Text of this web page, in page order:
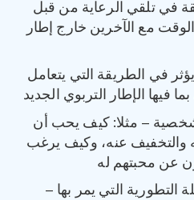
في تلقي الرعاية من قبل
مع الآخرين خارج إطار
في الطريقة التي يتعامل
فيها الإطار التربوي الجديد
– مثلا: كيف يحب أن
والتخفيف عنه، وكيف يرغب
عن محبتهم له
التطورية التي يمر بها –